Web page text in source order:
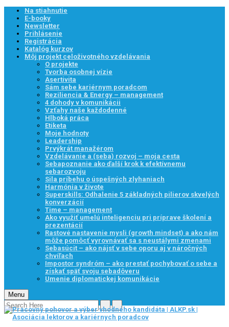
Na stiahnutie
E-booky
Newsletter
Prihlásenie
Registrácia
Katalóg kurzov
Môj projekt celoživotného vzdelávania
O projekte
Tvorba osobnej vízie
Asertivita
Sám sebe kariérnym poradcom
Reziliencia & Energy – management
4 dohody v komunikácii
Vzťahy naše každodenné
Hlboká práca
Etiketa
Moje hodnoty
Leadership
Prvýkrát manažérom
Vzdelávanie a (seba) rozvoj – moja cesta
Sebapoznanie ako ďalší krok k efektívnemu
sebarozvoju
Sila príbehu o úspešných zlyhaniach
Harmónia v živote
Superskills: Odhalenie 5 základných pilierov skvelých
konverzácií
Time – management
Ako využiť umelú inteligenciu pri príprave školení a
prezentácií
Rastové nastavenie mysli (growth mindset) a ako nám
môže pomôcť vyrovnávať sa s neustálymi zmenami
Sebasúcit – ako nájsť v sebe oporu aj v náročných
chvíľach
Impostor syndróm – ako prestať pochybovať o sebe a
získať späť svoju sebadôveru
Umenie diplomatickej komunikácie
Menu